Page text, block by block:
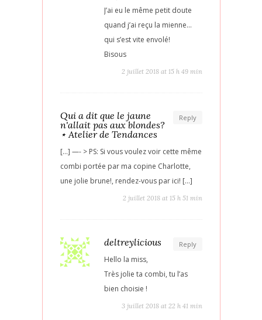
J’ai eu le même petit doute
quand j’ai reçu la mienne…
qui s’est vite envolé!
Bisous
2 juillet 2018 at 15 h 49 min
Reply
Qui a dit que le jaune
n'allait pas aux blondes?
⋆ Atelier de Tendances
[…] —- > PS: Si vous voulez voir cette même
combi portée par ma copine Charlotte,
une jolie brune!, rendez-vous par ici! […]
2 juillet 2018 at 15 h 51 min
Reply
deltreylicious
Hello la miss,
Très jolie ta combi, tu l’as
bien choisie !
3 juillet 2018 at 22 h 41 min